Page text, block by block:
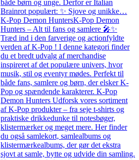
både børn og unge. Derfor er Italian
Brainrot populært: ✨ Sjove og unikke…
K-Pop Demon HuntersK-Pop Demon
Hunters – Alt til fans og samlere 🎤✨
Træd ind i den farverige og actionfyldte
verden af K-Pop ! I denne kategori finder
du et bredt udvalg af merchandise
inspireret af det populære univers, hvor
musik, stil og eventyr mødes. Perfekt til
både fans, samlere og børn, der elsker K-
Pop og spændende karakterer. K-Pop
Demon Hunters Udforsk vores sortiment
af K-Pop produkter – fra seje t-shirts og
praktiske drikkedunke til notesbøger,
klistermærker og meget mere. Her finder
du også samlekort, samlealbums og
klistermærkealbums, der gør det ekstra
sjovt at samle, bytte og udvide din samling.